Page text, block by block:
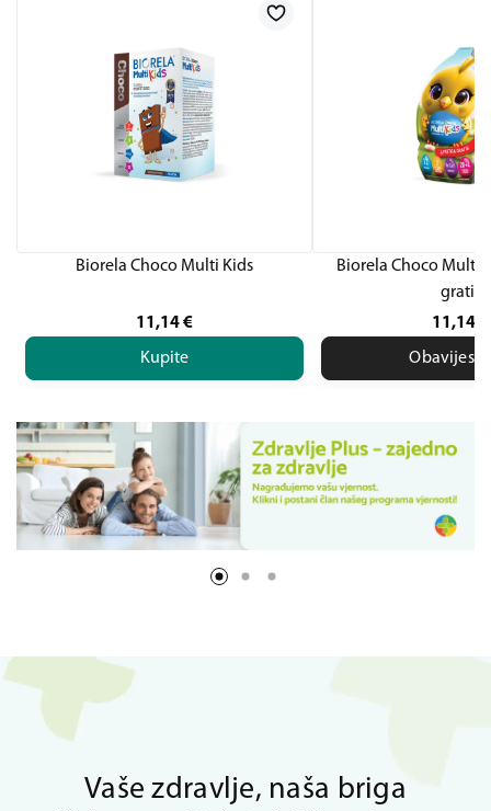
Biorela Choco Multi Kids
11,14€
Kupite
Biorela Choco Multi
gratis
11,14
Obavijesti
Vaše zdravlje, naša briga